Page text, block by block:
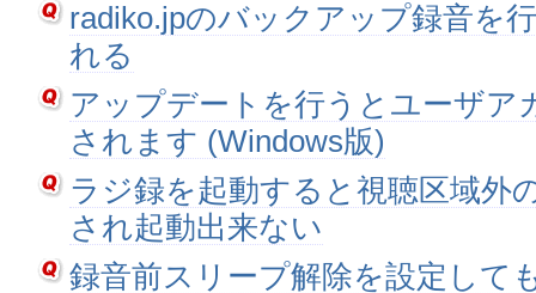
radiko.jpのバックアップ録音を
れる
アップデートを行うとユーザア
されます (Windows版)
ラジ録を起動すると視聴区域外
され起動出来ない
録音前スリープ解除を設定して